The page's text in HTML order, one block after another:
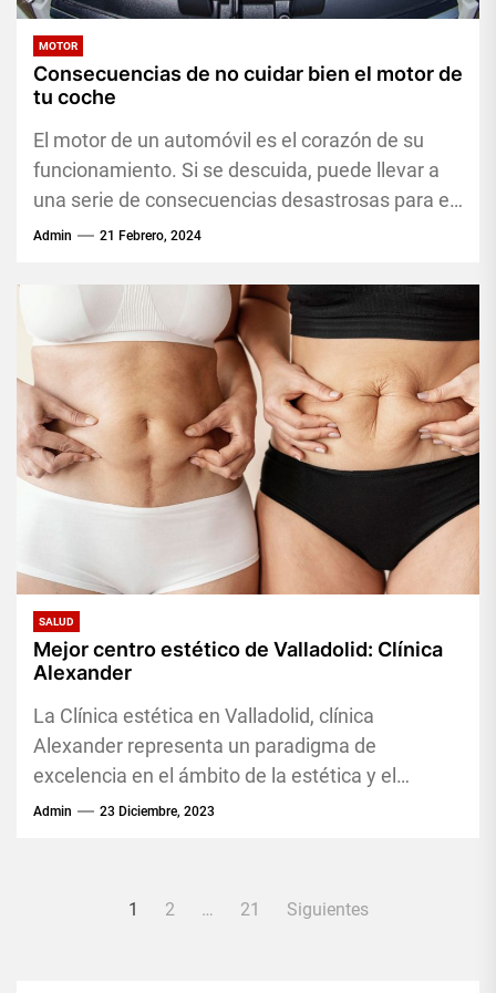
MOTOR
Consecuencias de no cuidar bien el motor de
tu coche
El motor de un automóvil es el corazón de su
funcionamiento. Si se descuida, puede llevar a
una serie de consecuencias desastrosas para el
propietario,...
Admin 21 Febrero, 2024
SALUD
Mejor centro estético de Valladolid: Clínica
Alexander
La Clínica estética en Valladolid, clínica
Alexander representa un paradigma de
excelencia en el ámbito de la estética y el
cuidado personal. Con una combinación...
Admin 23 Diciembre, 2023
Paginación
1 2 … 21 Siguientes